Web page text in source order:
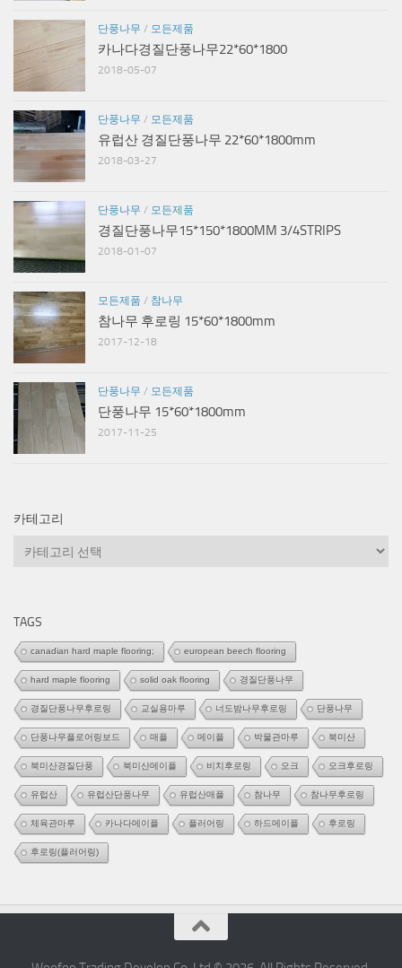
단풍나무 / 모든제품
카나다경질단풍나무22*60*1800
2018-05-07
단풍나무 / 모든제품
유럽산 경질단풍나무 22*60*1800mm
2018-03-27
단풍나무 / 모든제품
경질단풍나무15*150*1800MM 3/4STRIPS
2018-01-07
모든제품 / 참나무
참나무 후로링 15*60*1800mm
2017-12-18
단풍나무 / 모든제품
단풍나무 15*60*1800mm
2017-11-25
카테고리
카
TAGS
canadian hard maple flooring; european beech flooring
hard maple flooring solid oak flooring 경질단풍나무
경질단풍나무후로링 교실용마루 너도밤나무후로링 단풍나무
단풍나무플로어링보드 매플 메이플 박물관마루 북미산
북미산경질단풍 북미산메이플 비치후로링 오크 오크후로링
유럽산 유럽산단풍나무 유럽산매플 참나무 참나무후로링
체육관마루 카나다메이플 플러어링 하드메이플 후로링
후로링(플러어링)